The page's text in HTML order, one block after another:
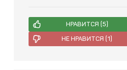
НРАВИТСЯ (5)
НЕ НРАВИТСЯ (1)